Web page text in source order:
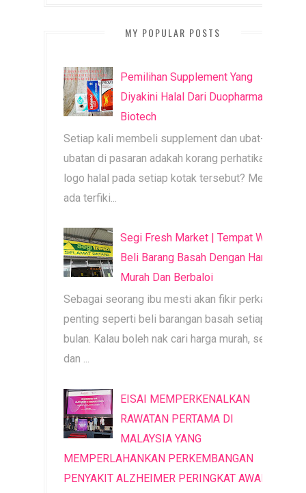
MY POPULAR POSTS
Pemilihan Supplement Yang
Diyakini Halal Dari Duopharma
Biotech
Setiap kali membeli supplement dan ubat-
ubatan di pasaran adakah korang perhatikan
logo halal pada setiap kotak tersebut? Mesti
ada terfiki...
Segi Fresh Market | Tempat Wajib
Beli Barang Basah Dengan Harga
Murah Dan Berbaloi
Sebagai seorang ibu mesti akan fikir perkara
penting seperti beli barangan basah setiap
bulan. Kalau boleh nak cari harga murah, segar
dan ...
EISAI MEMPERKENALKAN
RAWATAN PERTAMA DI
MALAYSIA YANG
MEMPERLAHANKAN PERKEMBANGAN
PENYAKIT ALZHEIMER PERINGKAT AWAL